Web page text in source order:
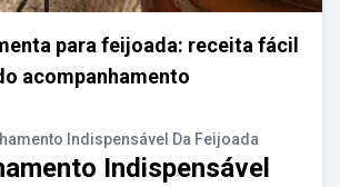
para feijoada: receita fácil
acompanhamento
Indispensável Da Feijoada
Indispensável